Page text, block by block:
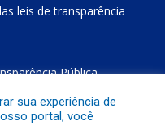
leis de transparência
Pública
sua experiência de
portal, você